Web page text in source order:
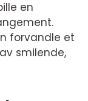
en
forvandle et
smilende,